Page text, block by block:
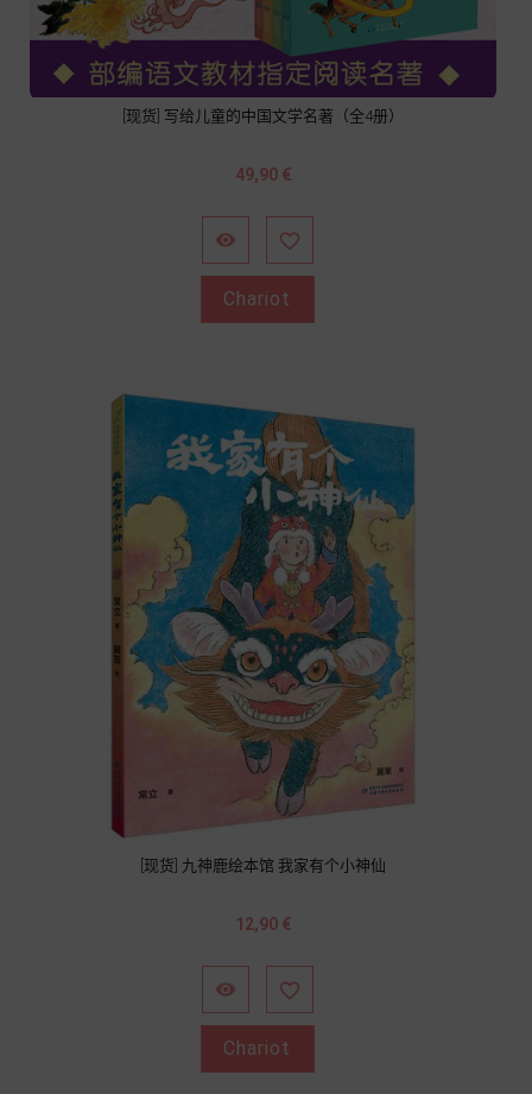
[现货] 写给儿童的中国文学名著（全4册）
Prix
49,90 €
 
Chariot
[现货] 九神鹿绘本馆 我家有个小神仙
Prix
12,90 €
 
Chariot